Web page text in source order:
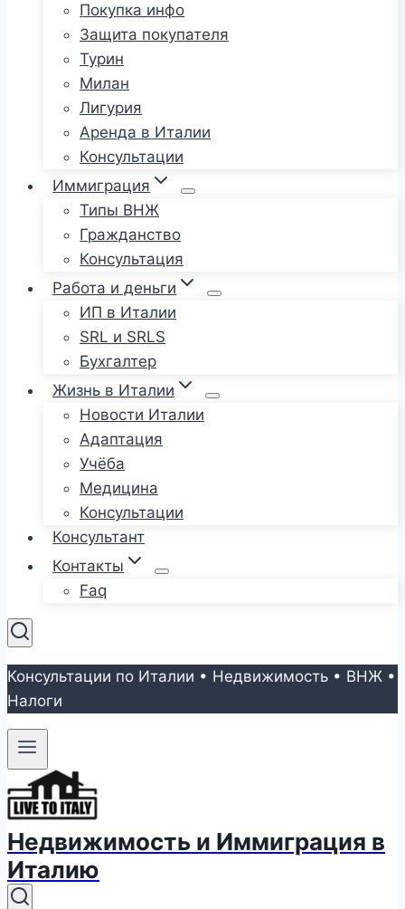
Покупка инфо
Защита покупателя
Турин
Милан
Лигурия
Аренда в Италии
Консультации
Иммиграция
Типы ВНЖ
Гражданство
Консультация
Работа и деньги
ИП в Италии
SRL и SRLS
Бухгалтер
Жизнь в Италии
Новости Италии
Адаптация
Учёба
Медицина
Консультации
Консультант
Контакты
Faq
Консультации по Италии • Недвижимость • ВНЖ •
Налоги
Недвижимость и Иммиграция в
Италию